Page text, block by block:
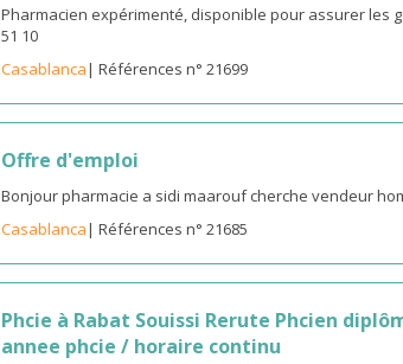
Pharmacien expérimenté, disponible pour assurer les
51 10
Casablanca| Références n° 21699
Offre d'emploi
Bonjour pharmacie a sidi maarouf cherche vendeur
Casablanca| Références n° 21685
Phcie à Rabat Souissi Rerute Phcien
annee phcie / horaire continu